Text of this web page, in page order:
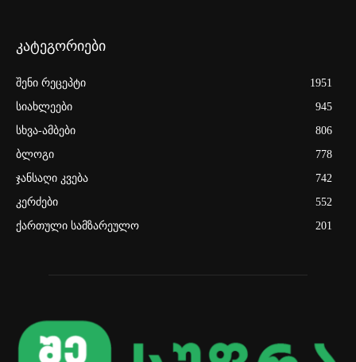
კატეგორიები
შენი რეცეპტი
1951
სიახლეები
945
სხვა-ამბები
806
ბლოგი
778
ჯანსაღი კვება
742
კერძები
552
ქართული სამზარეულო
201